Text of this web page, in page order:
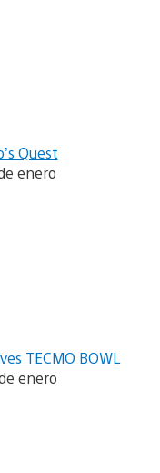
Quest
enero
TECMO BOWL
enero